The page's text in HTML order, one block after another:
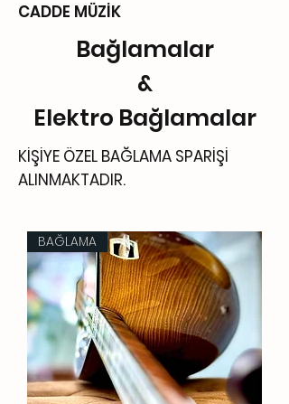
CADDE MÜZİK
Bağlamalar
&
Elektro Bağlamalar
KİŞİYE ÖZEL BAĞLAMA SPARİŞİ
ALINMAKTADIR.
BAĞLAMA